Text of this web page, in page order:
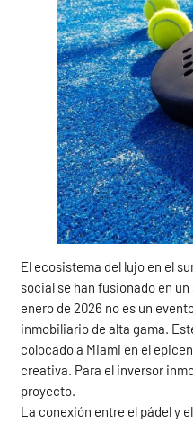
El ecosistema del lujo en el
social se han fusionado en
enero de 2026 no es un
inmobiliario de alta gama.
colocado a Miami en el
creativa. Para el inversor
proyecto.
La conexión entre el pádel y